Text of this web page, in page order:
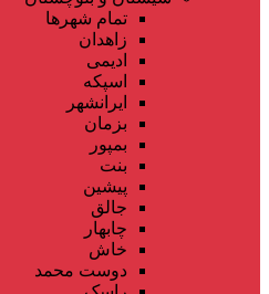
تمام شهر‌ها
زاهدان
ادیمی
اسپکه
ایرانشهر
بزمان
بمپور
بنت
پیشین
جالق
چابهار
خاش
دوست محمد